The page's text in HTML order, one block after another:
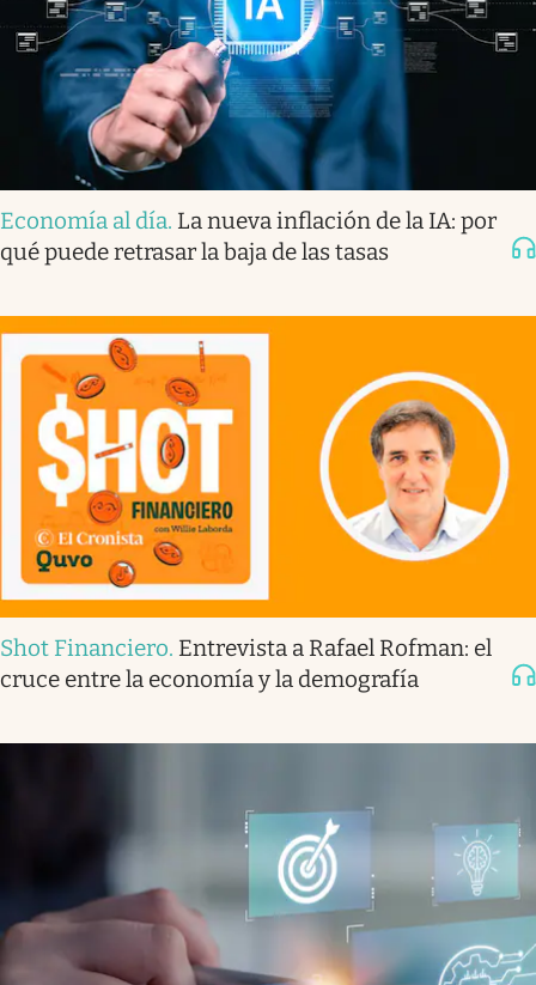
Economía al día. La nueva inflación de la IA: por
qué puede retrasar la baja de las tasas
Shot Financiero. Entrevista a Rafael Rofman: el
cruce entre la economía y la demografía